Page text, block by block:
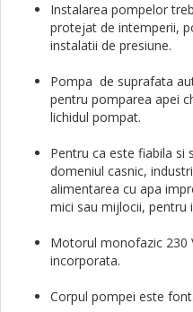
Instalarea pompelor
protejat de intemperii,
instalatii de presiune.
Pompa de suprafata
pentru pomparea apei
lichidul pompat.
Pentru ca este fiabila si
domeniul casnic,
alimentarea cu apa
mici sau mijlocii, pentru
Motorul monofazic 230
incorporata.
Corpul pompei este